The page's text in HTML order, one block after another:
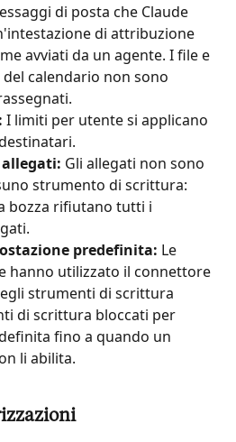
di posta che Claude
di attribuzione
avviati da un agente. I file e
calendario non sono
I limiti per utente si applicano
Gli allegati non sono
strumento di scrittura:
bozza rifiutano tutti i
predefinita: Le
hanno utilizzato il connettore
strumenti di scrittura
di scrittura bloccati per
fino a quando un
li abilita.